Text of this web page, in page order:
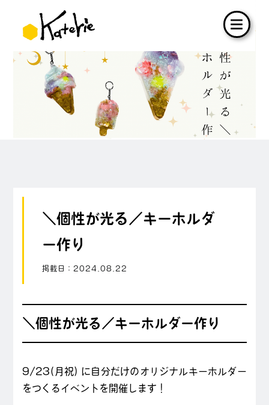
＼個性が光る／キーホルダ
ー作り
掲載日： 2024.08.22
＼個性が光る／キーホルダー作り
9/23(月祝) に自分だけのオリジナルキーホルダー
をつくるイベントを開催します！